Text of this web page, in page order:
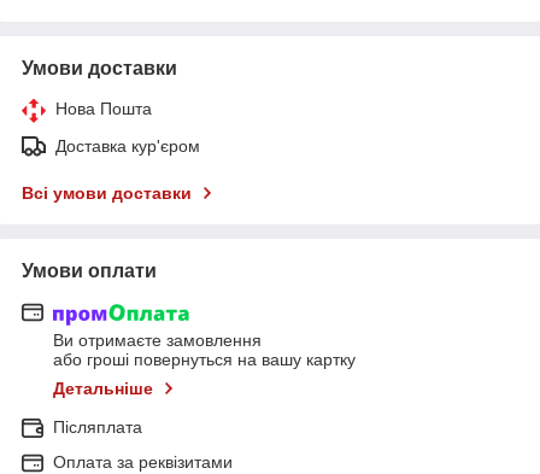
Умови доставки
Нова Пошта
Доставка кур'єром
Всі умови доставки
Умови оплати
Ви отримаєте замовлення
або гроші повернуться на вашу картку
Детальніше
Післяплата
Оплата за реквізитами